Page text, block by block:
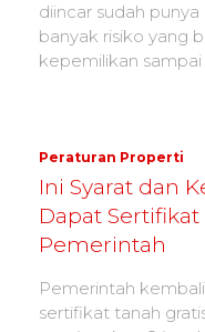
diincar sudah
banyak risiko yang
kepemilikan sampai
Peraturan Properti
Ini Syarat dan
Dapat
Pemerintah
Pemerintah
sertifikat tanah